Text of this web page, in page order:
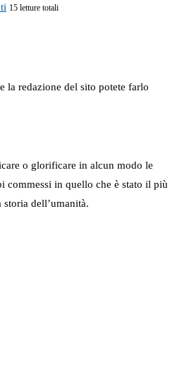
15 letture totali
la redazione del sito potete farlo
o glorificare in alcun modo le
in quello che è stato il più
dell’umanità.